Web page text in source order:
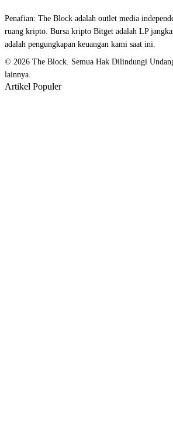
Penafian: The Block adalah outlet media
ruang kripto. Bursa kripto Bitget adalah LP
adalah pengungkapan keuangan kami saat ini.
© 2026 The Block. Semua Hak Dilindungi
lainnya.
Artikel Populer